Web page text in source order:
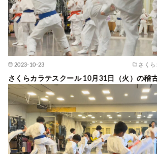
2023-10-23 さくら
さくらカラテスクール 10月31日（火）の稽